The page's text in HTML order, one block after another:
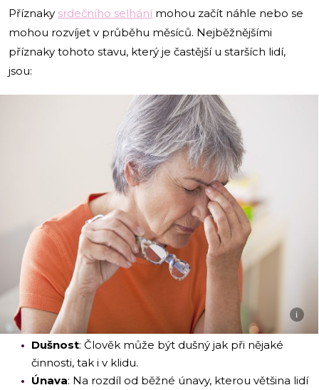
Příznaky srdečního selhánímohou začít náhle nebo se
mohou rozvíjet v průběhu měsíců. Nejběžnějšími
příznaky tohoto stavu, který je častější u starších lidí,
jsou:
i
Dušnost: Člověk může být dušný jak při nějaké
činnosti, tak i v klidu.
Únava: Na rozdíl od běžné únavy, kterou většina lidí